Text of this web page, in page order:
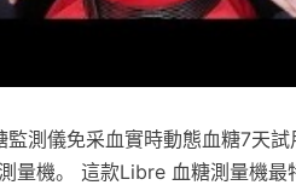
監測儀免采血實時動態血糖7天
量機。 這款Libre 血糖測量機最